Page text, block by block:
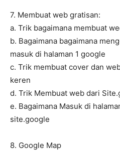
7. Membuat web gratisan:
a. Trik bagaimana membuat
b. Bagaimana bagaimana
masuk di halaman 1 google
c. Trik membuat cover dan
keren
d. Trik Membuat web dari
e. Bagaimana Masuk di
site.google
8. Google Map